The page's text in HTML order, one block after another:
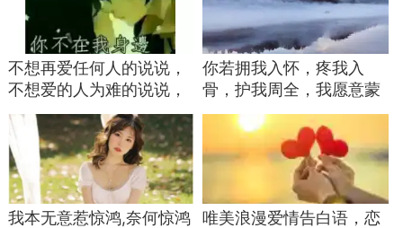
上，所有有效的温情表达，核心都源于真诚，套路
可以敷衍一时，发自内心的话语才能长久打动人
心。在讲述这些话的时候，不必刻意背诵，结合当
讲出来，就不会显得生硬做作。同时一定要谨记，
语言只是情绪的载体，想要维系好伴侣关系，不能
只依靠嘴上的温情，平日里多分担责任、遇事多商
量、遇事不冷战，话语搭配实际行动，感情才能一
不想再爱任何人的说说，
不想爱的人为难的说说，
再也不想爱了的说说 ...
你若拥我入怀，疼我入
骨，护我周全，我愿意蒙
上双眼，不去分辨你是人
是鬼 ...
我本无意惹惊鸿,奈何惊鸿
唯美浪漫爱情告白语，恋